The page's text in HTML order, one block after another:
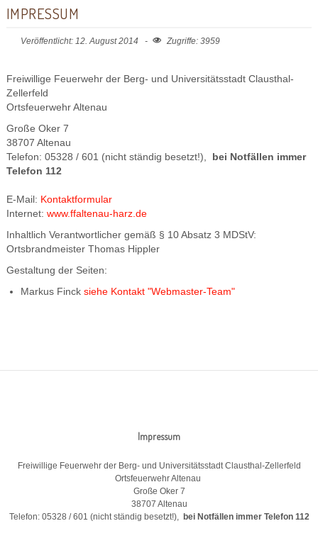
IMPRESSUM
Veröffentlicht: 12. August 2014 Zugriffe: 3959
Freiwillige Feuerwehr der Berg- und Universitätsstadt Clausthal-
Zellerfeld
Ortsfeuerwehr Altenau
Große Oker 7
38707 Altenau
Telefon: 05328 / 601 (nicht ständig besetzt!),
bei Notfällen immer
Telefon 112
E-Mail: Kontaktformular
Internet: www.ffaltenau-harz.de
Inhaltlich Verantwortlicher gemäß § 10 Absatz 3 MDStV:
Ortsbrandmeister Thomas Hippler
Gestaltung der Seiten:
Markus Finck siehe Kontakt "Webmaster-Team"
Impressum
Freiwillige Feuerwehr der Berg- und Universitätsstadt Clausthal-Zellerfeld
Ortsfeuerwehr Altenau
Große Oker 7
38707 Altenau
Telefon: 05328 / 601 (nicht ständig besetzt!), bei Notfällen immer Telefon 112